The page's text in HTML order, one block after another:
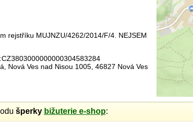
rejstříku MUJNZU/4262/2014/F/4. NEJSEM
Nová Ves nad Nisou 1005, 46827 Nová Ves
šperky bižuterie e-shop: